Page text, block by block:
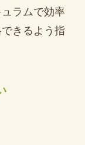
ラムで効率
きるよう指